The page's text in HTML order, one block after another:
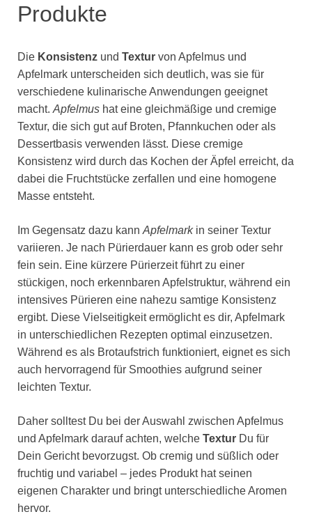
Produkte
Die Konsistenz und Textur von Apfelmus und
Apfelmark unterscheiden sich deutlich, was sie für
verschiedene kulinarische Anwendungen geeignet
macht.Apfelmus hat eine gleichmäßige und cremige
Textur, die sich gut auf Broten, Pfannkuchen oder als
Dessertbasis verwenden lässt. Diese cremige
Konsistenz wird durch das Kochen der Äpfel erreicht, da
dabei die Fruchtstücke zerfallen und eine homogene
Masse entsteht.
Im Gegensatz dazu kannApfelmarkin seiner Textur
variieren. Je nach Pürierdauer kann es grob oder sehr
fein sein. Eine kürzere Pürierzeit führt zu einer
stückigen, noch erkennbaren Apfelstruktur, während ein
intensives Pürieren eine nahezu samtige Konsistenz
ergibt. Diese Vielseitigkeit ermöglicht es dir, Apfelmark
in unterschiedlichen Rezepten optimal einzusetzen.
Während es als Brotaufstrich funktioniert, eignet es sich
auch hervorragend für Smoothies aufgrund seiner
leichten Textur.
Daher solltest Du bei der Auswahl zwischen Apfelmus
und Apfelmark darauf achten, welche Textur Du für
Dein Gericht bevorzugst. Ob cremig und süßlich oder
fruchtig und variabel – jedes Produkt hat seinen
eigenen Charakter und bringt unterschiedliche Aromen
hervor.